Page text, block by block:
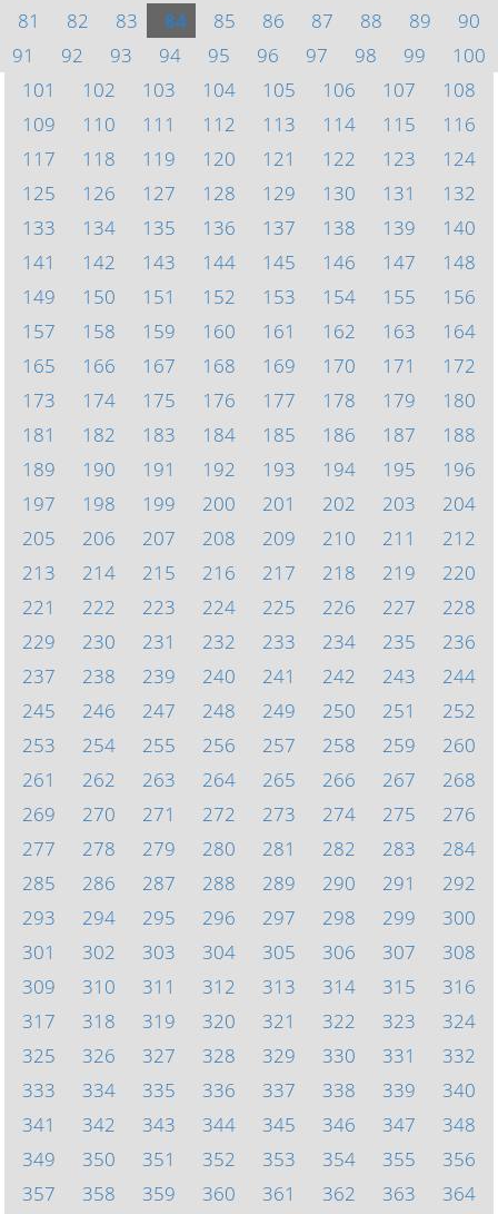
81
82 83 84 85 86 87 88 89
90
91
92 93 94 95 96 97 98 99
100
101
102 103 104 105 106 107
108
109
110 111 112 113 114 115
116
117
118 119 120 121 122 123
124
125
126 127 128 129 130 131
132
133
134 135 136 137 138 139
140
141
142 143 144 145 146 147
148
149
150 151 152 153 154 155
156
157
158 159 160 161 162 163
164
165
166 167 168 169 170 171
172
173
174 175 176 177 178 179
180
181
182 183 184 185 186 187
188
189
190 191 192 193 194 195
196
197
198 199 200 201 202 203
204
205
206 207 208 209 210 211
212
213
214 215 216 217 218 219
220
221
222 223 224 225 226 227
228
229
230 231 232 233 234 235
236
237
238 239 240 241 242 243
244
245
246 247 248 249 250 251
252
253
254 255 256 257 258 259
260
261
262 263 264 265 266 267
268
269
270 271 272 273 274 275
276
277
278 279 280 281 282 283
284
285
286 287 288 289 290 291
292
293
294 295 296 297 298 299
300
301
302 303 304 305 306 307
308
309
310 311 312 313 314 315
316
317
318 319 320 321 322 323
324
325
326 327 328 329 330 331
332
333
334 335 336 337 338 339
340
341
342 343 344 345 346 347
348
349
350 351 352 353 354 355
356
357
358 359 360 361 362 363 364